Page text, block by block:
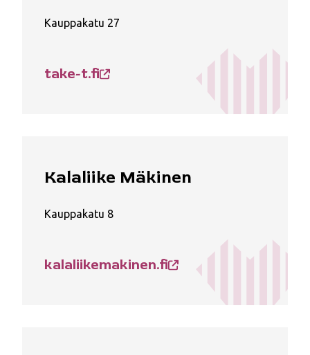
Kauppakatu 27
take-t.fi
Kalaliike Mäkinen
Kauppakatu 8
kalaliikemakinen.fi